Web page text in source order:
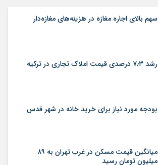
سهم بالای اجاره‌‌ مغازه در هزینه‌‌های مغازه‌‌دار
رشد ۷٫۳ درصدی قیمت‌ املاک تجاری در ترکیه
بودجه مورد نیاز برای خرید خانه در شهر قدس
میانگین قیمت مسکن در غرب تهران به ۸۹
میلیون تومان رسید